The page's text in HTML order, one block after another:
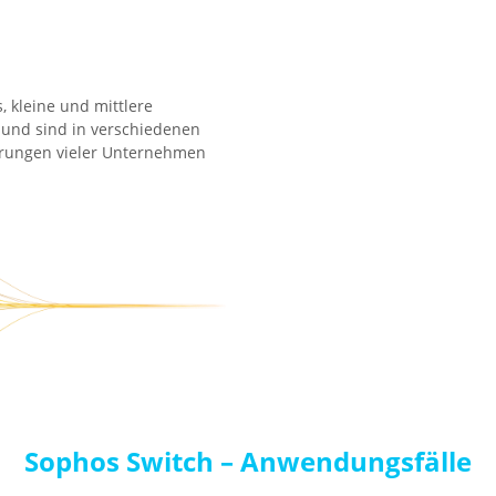
kleine und mittlere
sind in verschiedenen
vieler Unternehmen
Sophos Switch – Anwendungsfälle